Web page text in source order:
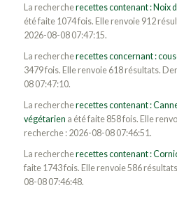
La rechercherecettes contenant : Noix
été faite 1074 fois. Elle renvoie 912
2026-08-08 07:47:15.
La rechercherecettes concernant :
3479 fois. Elle renvoie 618 résultats.
08 07:47:10.
La rechercherecettes contenant :
végétarien a été faite 858 fois. Elle
recherche : 2026-08-08 07:46:51.
La rechercherecettes contenant :
faite 1743 fois. Elle renvoie 586
08-08 07:46:48.